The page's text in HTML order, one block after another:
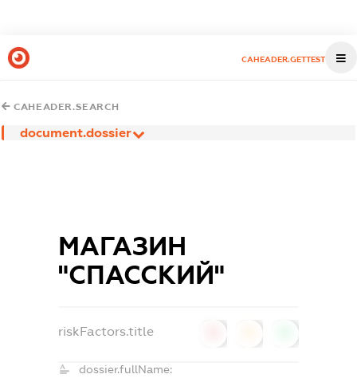
CAHEADER.GETTEST
CAHEADER.SEARCH
document.dossier
МАГАЗИН
"СПАССКИЙ"
riskFactors.title
dossier.fullName: